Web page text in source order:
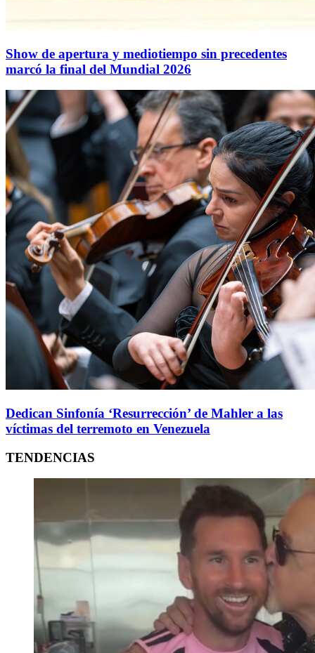
Show de apertura y mediotiempo sin precedentes
marcó la final del Mundial 2026
Dedican Sinfonía ‘Resurrección’ de Mahler a las
víctimas del terremoto en Venezuela
TENDENCIAS